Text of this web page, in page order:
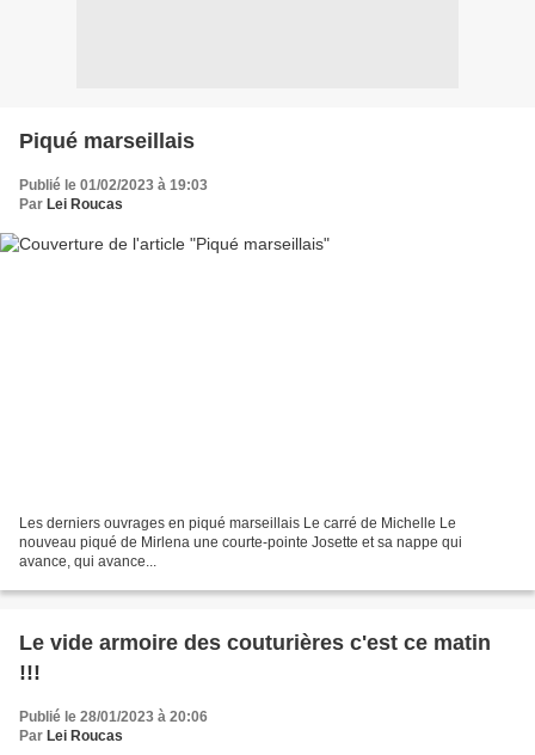
Piqué marseillais
Publié le 01/02/2023 à 19:03
Par Lei Roucas
Les derniers ouvrages en piqué marseillais Le carré de Michelle Le
nouveau piqué de Mirlena une courte-pointe Josette et sa nappe qui
avance, qui avance...
Le vide armoire des couturières c'est ce matin
!!!
Publié le 28/01/2023 à 20:06
Par Lei Roucas